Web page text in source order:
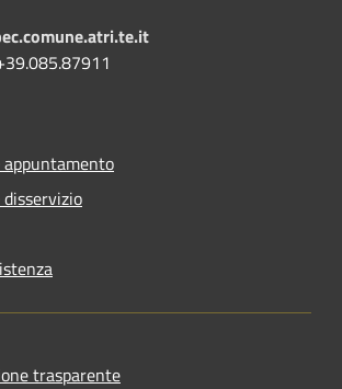
trasparente